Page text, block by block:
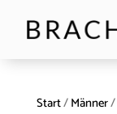
Start/Männer/